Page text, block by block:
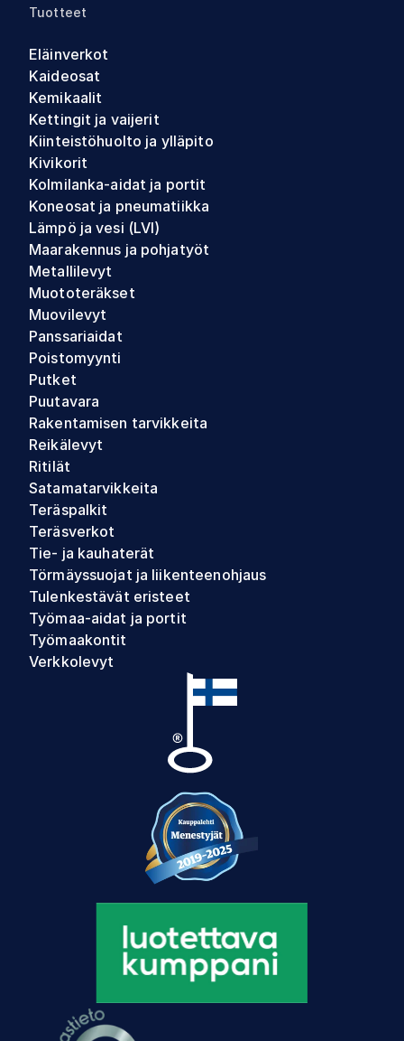
Tuotteet
Eläinverkot
Kaideosat
Kemikaalit
Kettingit ja vaijerit
Kiinteistöhuolto ja ylläpito
Kivikorit
Kolmilanka-aidat ja portit
Koneosat ja pneumatiikka
Lämpö ja vesi (LVI)
Maarakennus ja pohjatyöt
Metallilevyt
Muototeräkset
Muovilevyt
Panssariaidat
Poistomyynti
Putket
Puutavara
Rakentamisen tarvikkeita
Reikälevyt
Ritilät
Satamatarvikkeita
Teräspalkit
Teräsverkot
Tie- ja kauhaterät
Törmäyssuojat ja liikenteenohjaus
Tulenkestävät eristeet
Työmaa-aidat ja portit
Työmaakontit
Verkkolevyt